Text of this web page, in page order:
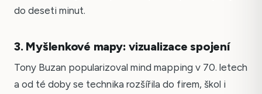
do deseti minut.
3. Myšlenkové mapy: vizualizace spojení
Tony Buzan popularizoval mind mapping v 70. letech
a od té doby se technika rozšířila do firem, škol i